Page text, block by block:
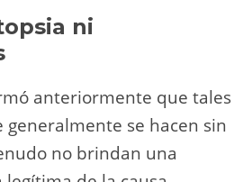
ni
anteriormente que tales
generalmente se hacen sin
no brindan una